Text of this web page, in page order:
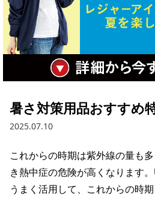
暑さ対策用品おすすめ
2025.07.10
これからの時期は紫外線の量も
き熱中症の危険が高くなります
うまく活用して、これからの時